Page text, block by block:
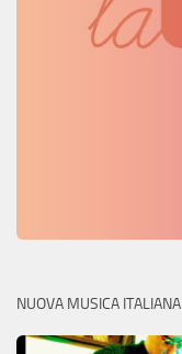
NUOVA MUSICA ITALIANA